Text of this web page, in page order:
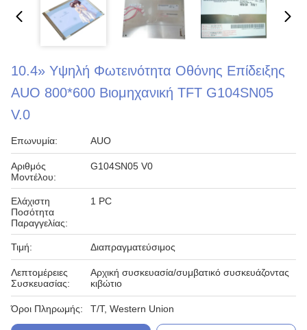
10.4» Υψηλή Φωτεινότητα Οθόνης Επίδειξης
AUO 800*600 Βιομηχανική TFT G104SN05
V.0
Επωνυμία: AUO
Αριθμός
Μοντέλου:
G104SN05 V0
Ελάχιστη
Ποσότητα
Παραγγελίας:
1 PC
Τιμή: Διαπραγματεύσιμος
Λεπτομέρειες
Συσκευασίας:
Αρχική συσκευασία/συμβατικό συσκευάζοντας
κιβώτιο
Όροι Πληρωμής: T/T, Western Union